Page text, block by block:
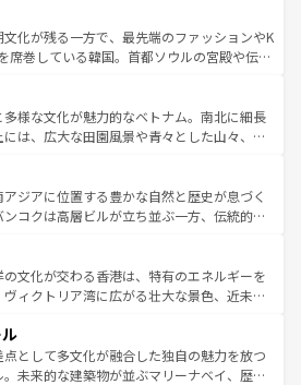
覧ビティも充実しており、サーフィンやダイ
キングなど、アウトドア好きにはたまらな
リアの多彩な魅力を存分に味わいつくそ
。
山岳地帯である台湾東部など、都市の喧騒
さが共存しており、訪れる人に新しい発見と
てくれる。また、奥深い台湾の食文化も魅
判のスイーツなど、バラエティ豊かな料理
が味わえる。 なお、新着の台湾情報は コンテンツ一覧を参
文化が残る一方で、最先端のファッションやK
席巻している韓国。首都ソウルの宮殿や伝統
延ばせば四季折々の自然美を楽しむことが
て、キムチや焼肉、絶品のストリートフード
まな韓国料理が待っている。夜には、韓国な
ながら、韓国の多彩な魅力を心ゆくまで味
わってみてほしい。 なお、新着の韓国情報はコンテンツ一
ほしい。
多様な文化が魅力的なベトナム。南北に細長
には、広大な田園風景や青々とした山々、世
に伝統が息づく。ハノイの古い町並みやホ
ランス統治時代の建物も、独特の雰囲気を
る。また、バラエティの豊かさとおいしさで
バインミー、ベトナムコーヒーなどは、ぜ
いたい。どの地域を訪れてもあたたかい人々
えてくれるので、きっと忘れられない旅にな
。
ジアに位置する豊かな自然と歴史が息づく
ンコクは高層ビルが立ち並ぶ一方、伝統的な
ている。北部ではチェンマイなどの山岳地
れ合い、南部ではプーケットやクラビの美し
ゾート気分を楽しむことができる。タイ料理
一年中温暖で、どの季節にも異なる楽しみ
。親しみやすいタイの人々、仏教を中心とし
て多様な観光資源が、訪れる旅人を魅了し続
の文化が交わる香港は、特有のエネルギーを
ヴィクトリア湾に広がる壮大な景色、近未来
ても感動するはず。観光スポットが密集し
よく見どころを回れるのも魅力。息をのむよ
文化的な体験まで、香港を存分に楽しみ尽く
点として多文化が融合した独自の魅力を放つ
。未来的な建築物が並ぶマリーナベイ、歴史